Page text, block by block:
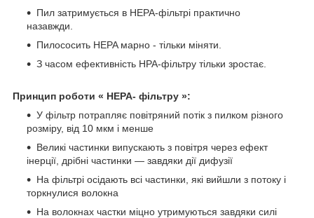
Пил затримується в HEPA-фільтрі практично
назавжди.
Пилососить HEPA марно - тільки міняти.
З часом ефективність HPA-фільтру тільки зростає.
Принцип роботи « НЕРА- фільтру »:
У фільтр потрапляє повітряний потік з пилком різного
розміру, від 10 мкм і менше
Великі частинки випускають з повітря через ефект
інерції, дрібні частинки — завдяки дії дифузії
На фільтрі осідають всі частинки, які вийшли з потоку і
торкнулися волокна
На волокнах частки міцно утримуються завдяки силі